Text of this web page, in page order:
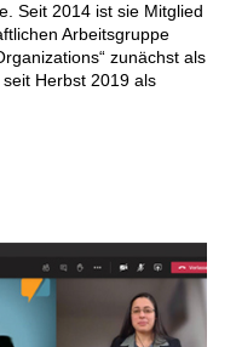
Seit 2014 ist sie Mitglied
Arbeitsgruppe
zunächst als
Herbst 2019 als